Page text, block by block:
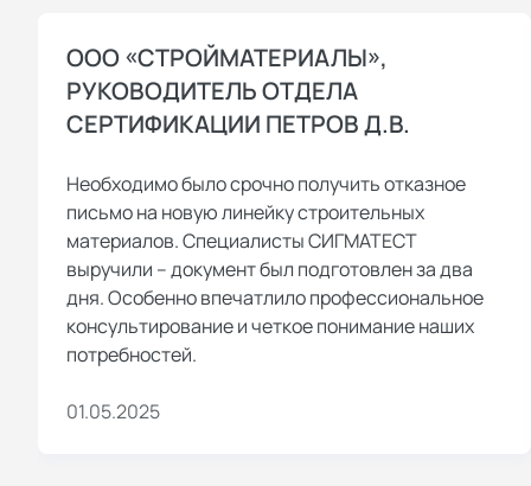
ООО «СТРОЙМАТЕРИАЛЫ»,
РУКОВОДИТЕЛЬ ОТДЕЛА
СЕРТИФИКАЦИИ ПЕТРОВ Д.В.
Необходимо было срочно получить отказное
письмо на новую линейку строительных
материалов. Специалисты СИГМАТЕСТ
выручили – документ был подготовлен за два
дня. Особенно впечатлило профессиональное
консультирование и четкое понимание наших
потребностей.
01.05.2025